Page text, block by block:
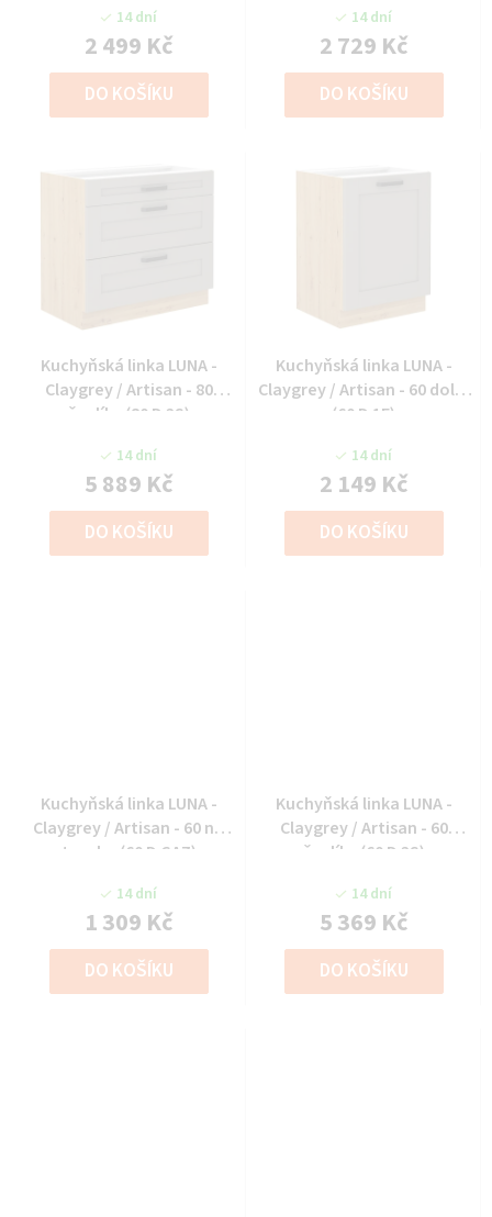
14 dní
2 499 Kč
DO KOŠÍKU
14 dní
2 729 Kč
DO KOŠÍKU
Kuchyňská linka LUNA -
Claygrey / Artisan - 80
šuplíky (80 D 3S)
14 dní
5 889 Kč
DO KOŠÍKU
Kuchyňská linka LUNA -
Claygrey / Artisan - 60 dolní
(60 D 1F)
14 dní
2 149 Kč
DO KOŠÍKU
Kuchyňská linka LUNA -
Claygrey / Artisan - 60 na
troubu (60 D GAZ)
14 dní
1 309 Kč
DO KOŠÍKU
Kuchyňská linka LUNA -
Claygrey / Artisan - 60
šuplíky (60 D 3S)
14 dní
5 369 Kč
DO KOŠÍKU